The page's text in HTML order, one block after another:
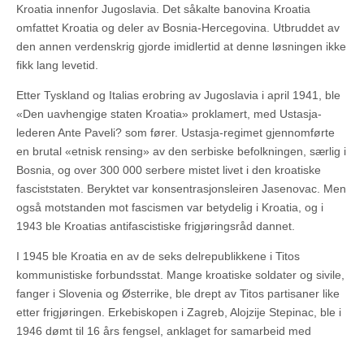
Kroatia innenfor Jugoslavia. Det såkalte banovina Kroatia
omfattet Kroatia og deler av Bosnia-Hercegovina. Utbruddet av
den annen verdenskrig gjorde imidlertid at denne løsningen ikke
fikk lang levetid.
Etter Tyskland og Italias erobring av Jugoslavia i april 1941, ble
«Den uavhengige staten Kroatia» proklamert, med Ustasja-
lederen Ante Paveli? som fører. Ustasja-regimet gjennomførte
en brutal «etnisk rensing» av den serbiske befolkningen, særlig i
Bosnia, og over 300 000 serbere mistet livet i den kroatiske
fasciststaten. Beryktet var konsentrasjonsleiren Jasenovac. Men
også motstanden mot fascismen var betydelig i Kroatia, og i
1943 ble Kroatias antifascistiske frigjøringsråd dannet.
I 1945 ble Kroatia en av de seks delrepublikkene i Titos
kommunistiske forbundsstat. Mange kroatiske soldater og sivile,
fanger i Slovenia og Østerrike, ble drept av Titos partisaner like
etter frigjøringen. Erkebiskopen i Zagreb, Alojzije Stepinac, ble i
1946 dømt til 16 års fengsel, anklaget for samarbeid med